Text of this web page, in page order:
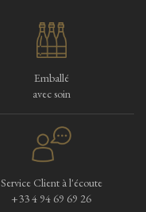
Emballé
avec soin
Service Client à l'écoute
+33 4 94 69 69 26